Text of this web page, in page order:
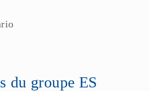
du groupe ES